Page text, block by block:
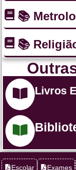
📚
📚
Livros
Escolar Exames